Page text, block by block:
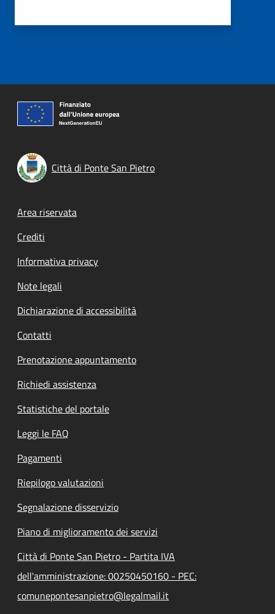
Città di Ponte San Pietro
Footer menu
Area riservata
Crediti
Informativa privacy
Note legali
Dichiarazione di accessibilità
Contatti
Prenotazione appuntamento
Richiedi assistenza
Statistiche del portale
Leggi le FAQ
Pagamenti
Riepilogo valutazioni
Segnalazione disservizio
Piano di miglioramento dei servizi
Città di Ponte San Pietro - Partita IVA
dell'amministrazione: 00250450160 - PEC:
comunepontesanpietro@legalmail.it